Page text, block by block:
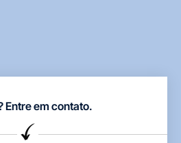
Entre em contato.